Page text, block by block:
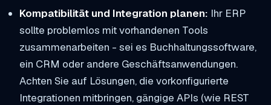
Kompatibilität und Integration planen: Ihr ERP
sollte problemlos mit vorhandenen Tools
zusammenarbeiten - sei es Buchhaltungssoftware,
ein CRM oder andere Geschäftsanwendungen.
Achten Sie auf Lösungen, die vorkonfigurierte
Integrationen mitbringen, gängige APIs (wie REST